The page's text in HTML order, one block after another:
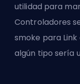
utilidad para
Controladores
smoke para
algún tipo sería